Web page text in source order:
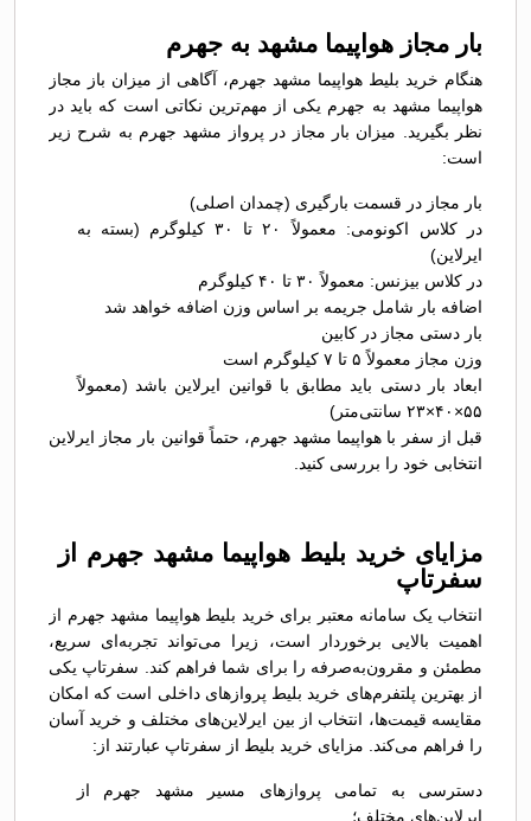
بار مجاز هواپیما مشهد به جهرم
هنگام خرید بلیط هواپیما مشهد جهرم، آگاهی از میزان باز مجاز
هواپیما مشهد به جهرم یکی از مهم‌ترین نکاتی است که باید در
نظر بگیرید. میزان بار مجاز در پرواز مشهد جهرم به شرح زیر
است:
بار مجاز در قسمت بارگیری (چمدان اصلی)
در کلاس اکونومی: معمولاً ۲۰ تا ۳۰ کیلوگرم (بسته به
ایرلاین)
در کلاس بیزنس: معمولاً ۳۰ تا ۴۰ کیلوگرم
اضافه بار شامل جریمه بر اساس وزن اضافه خواهد شد
بار دستی مجاز در کابین
وزن مجاز معمولاً ۵ تا ۷ کیلوگرم است
ابعاد بار دستی باید مطابق با قوانین ایرلاین باشد (معمولاً
۵۵×۴۰×۲۳ سانتی‌متر)
قبل از سفر با هواپیما مشهد جهرم، حتماً قوانین بار مجاز ایرلاین
انتخابی خود را بررسی کنید.
مزایای خرید بلیط هواپیما مشهد جهرم از
سفرتاپ
انتخاب یک سامانه معتبر برای خرید بلیط هواپیما مشهد جهرم از
اهمیت بالایی برخوردار است، زیرا می‌تواند تجربه‌ای سریع،
مطمئن و مقرون‌به‌صرفه را برای شما فراهم کند. سفرتاپ یکی
از بهترین پلتفرم‌های خرید بلیط پروازهای داخلی است که امکان
مقایسه قیمت‌ها، انتخاب از بین ایرلاین‌های مختلف و خرید آسان
را فراهم می‌کند. مزایای خرید بلیط از سفرتاپ عبارتند از:
دسترسی به تمامی پروازهای مسیر مشهد جهرم از
ایرلاین‌های مختلف؛